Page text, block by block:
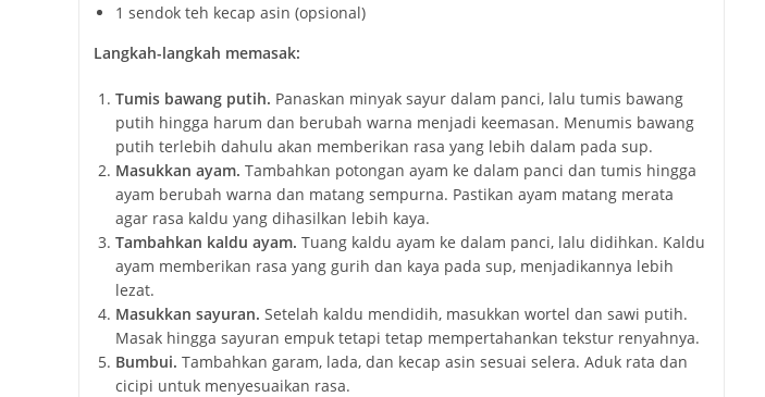
1 sendok teh kecap asin (opsional)
Langkah-langkah memasak:
Tumis bawang putih. Panaskan minyak sayur dalam panci, lalu tumis bawang
putih hingga harum dan berubah warna menjadi keemasan. Menumis bawang
putih terlebih dahulu akan memberikan rasa yang lebih dalam pada sup.
Masukkan ayam. Tambahkan potongan ayam ke dalam panci dan tumis hingga
ayam berubah warna dan matang sempurna. Pastikan ayam matang merata
agar rasa kaldu yang dihasilkan lebih kaya.
Tambahkan kaldu ayam. Tuang kaldu ayam ke dalam panci, lalu didihkan. Kaldu
ayam memberikan rasa yang gurih dan kaya pada sup, menjadikannya lebih
lezat.
Masukkan sayuran. Setelah kaldu mendidih, masukkan wortel dan sawi putih.
Masak hingga sayuran empuk tetapi tetap mempertahankan tekstur renyahnya.
Bumbui. Tambahkan garam, lada, dan kecap asin sesuai selera. Aduk rata dan
cicipi untuk menyesuaikan rasa.